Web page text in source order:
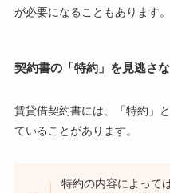
が必要になることもあります。
契約書の「特約」を見逃さ
賃貸借契約書には、「特約」
ていることがあります。
特約の内容によって